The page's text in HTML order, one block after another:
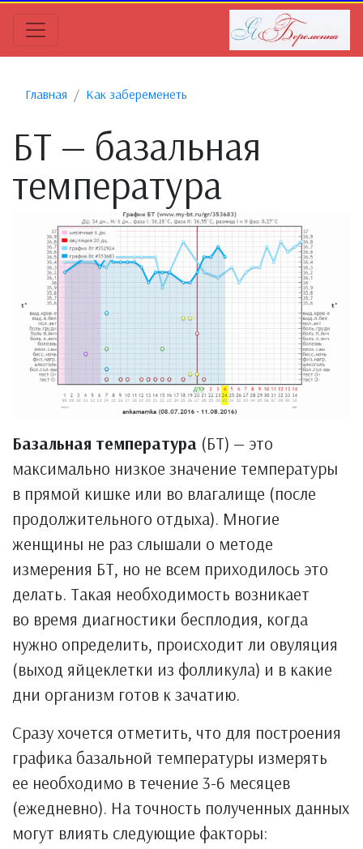
Главная Как забеременеть
БТ — базальная
температура
Базальная температура (БТ) — это
максимально низкое значение температуры
в прямой кишке или во влагалище (после
продолжительного отдыха). Многие
женщины не раз слышали о методе
измерения БТ, но не всем приходилось это
делать. Такая необходимость возникает
во время диагностики бесплодия, когда
нужно определить, происходит ли овуляция
(выход яйцеклетки из фолликула) и в какие
дни организм готов к зачатию.
Сразу хочется отметить, что для построения
графика базальной температуры измерять
ее необходимо в течение 3-6 месяцев
(ежедневно). На точность полученных данных
могут влиять следующие факторы: